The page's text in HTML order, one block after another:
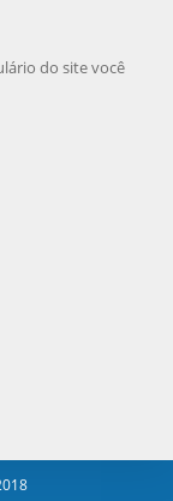
do site você